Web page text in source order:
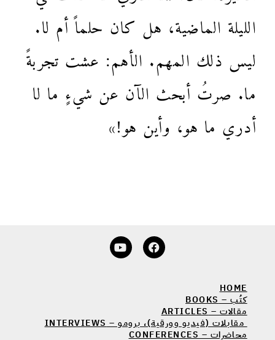
الليلة الماضية، هل كان حلماً أم لا.
ليس ذلك المهم. الأهم: عشت تجربةً
ما. صرتُ أبحث الآن عن شيءٍ ما لا
أدري ما هو، وأين هو!»
HOME
كتُب – BOOKS
مقالات – ARTICLES
مقابلات (فيديو وورقية)، برومو – INTERVIEWS
محاضرات – CONFERENCES